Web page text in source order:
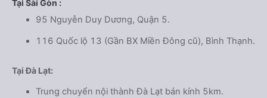
Tại Sài Gòn :
95 Nguyễn Duy Dương, Quận 5.
116 Quốc lộ 13 (Gần BX Miền Đông cũ), Bình Thạnh.
Tại Đà Lạt:
Trung chuyển nội thành Đà Lạt bán kính 5km.